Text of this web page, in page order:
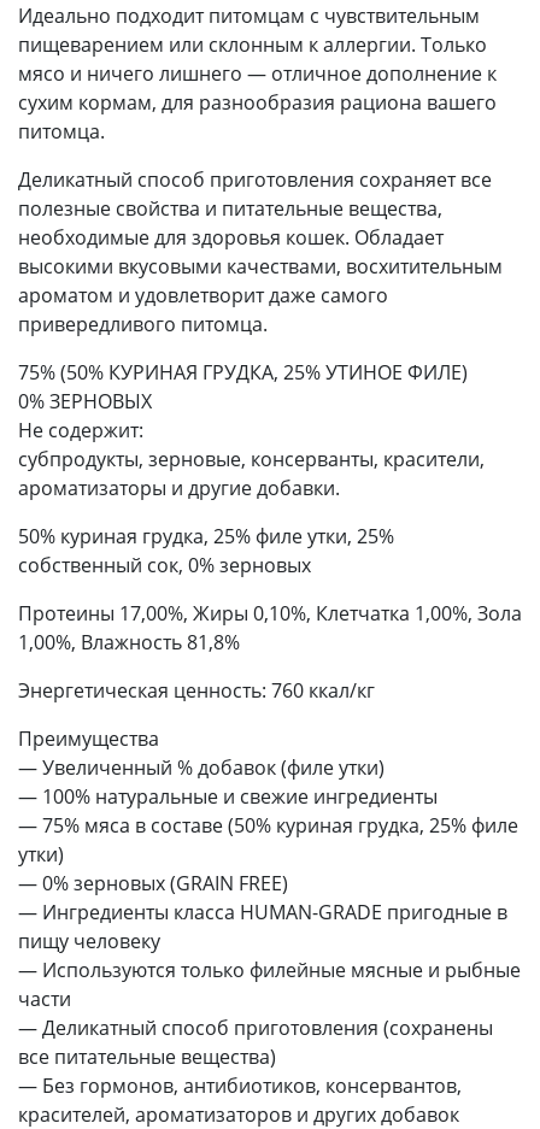
Идеально подходит питомцам с чувствительным
пищеварением или склонным к аллергии. Только
мясо и ничего лишнего — отличное дополнение к
сухим кормам, для разнообразия рациона вашего
питомца.
Деликатный способ приготовления сохраняет все
полезные свойства и питательные вещества,
необходимые для здоровья кошек. Обладает
высокими вкусовыми качествами, восхитительным
ароматом и удовлетворит даже самого
привередливого питомца.
75% (50% КУРИНАЯ ГРУДКА, 25% УТИНОЕ ФИЛЕ)
0% ЗЕРНОВЫХ
Не содержит:
субпродукты, зерновые, консерванты, красители,
ароматизаторы и другие добавки.
50% куриная грудка, 25% филе утки, 25%
собственный сок, 0% зерновых
Протеины 17,00%, Жиры 0,10%, Клетчатка 1,00%, Зола
1,00%, Влажность 81,8%
Энергетическая ценность: 760 ккал/кг
Преимущества
— Увеличенный % добавок (филе утки)
— 100% натуральные и свежие ингредиенты
— 75% мяса в составе (50% куриная грудка, 25% филе
утки)
— 0% зерновых (GRAIN FREE)
— Ингредиенты класса HUMAN-GRADE пригодные в
пищу человеку
— Используются только филейные мясные и рыбные
части
— Деликатный способ приготовления (cохранены
все питательные вещества)
— Без гормонов, антибиотиков, консервантов,
красителей, ароматизаторов и других добавок